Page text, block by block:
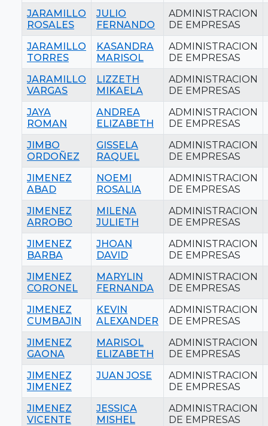
JARAMILLO
ROSALES
JULIO
FERNANDO
ADMINISTRACION
DE EMPRESAS
JARAMILLO
TORRES
KASANDRA
MARISOL
ADMINISTRACION
DE EMPRESAS
JARAMILLO
VARGAS
LIZZETH
MIKAELA
ADMINISTRACION
DE EMPRESAS
JAYA
ROMAN
ANDREA
ELIZABETH
ADMINISTRACION
DE EMPRESAS
JIMBO
ORDOÑEZ
GISSELA
RAQUEL
ADMINISTRACION
DE EMPRESAS
JIMENEZ
ABAD
NOEMI
ROSALIA
ADMINISTRACION
DE EMPRESAS
JIMENEZ
ARROBO
MILENA
JULIETH
ADMINISTRACION
DE EMPRESAS
JIMENEZ
BARBA
JHOAN
DAVID
ADMINISTRACION
DE EMPRESAS
JIMENEZ
CORONEL
MARYLIN
FERNANDA
ADMINISTRACION
DE EMPRESAS
JIMENEZ
CUMBAJIN
KEVIN
ALEXANDER
ADMINISTRACION
DE EMPRESAS
JIMENEZ
GAONA
MARISOL
ELIZABETH
ADMINISTRACION
DE EMPRESAS
JIMENEZ
JIMENEZ
JUAN JOSE
ADMINISTRACION
DE EMPRESAS
JIMENEZ
VICENTE
JESSICA
MISHEL
ADMINISTRACION
DE EMPRESAS